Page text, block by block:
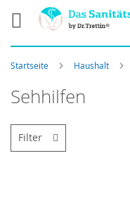
Startseite Haushalt
Sehhilfen
Filter